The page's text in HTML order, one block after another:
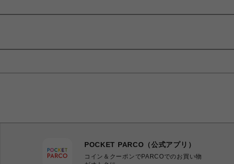
POCKET PARCO（公式アプリ）
コイン＆クーポンでPARCOでのお買い物